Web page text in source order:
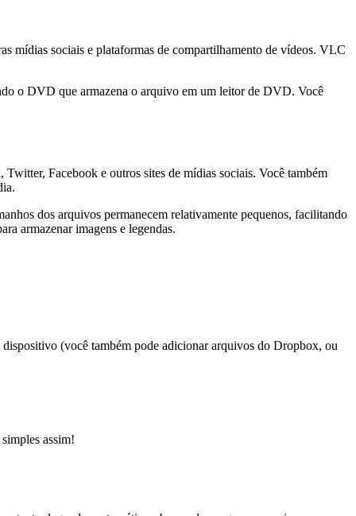
mídias sociais e plataformas de compartilhamento de vídeos. VLC
o DVD que armazena o arquivo em um leitor de DVD. Você
Facebook e outros sites de mídias sociais. Você também
dos arquivos permanecem relativamente pequenos, facilitando
armazenar imagens e legendas.
(você também pode adicionar arquivos do Dropbox, ou
assim!